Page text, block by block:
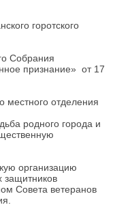
горотского
Собрания
признание» от 17
местного отделения
родного города и
организацию
защитников
Совета ветеранов